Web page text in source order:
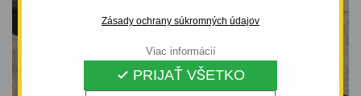
Zásady ochrany súkromných údajov
 PRIJAŤ VŠETKO
Viac informácií